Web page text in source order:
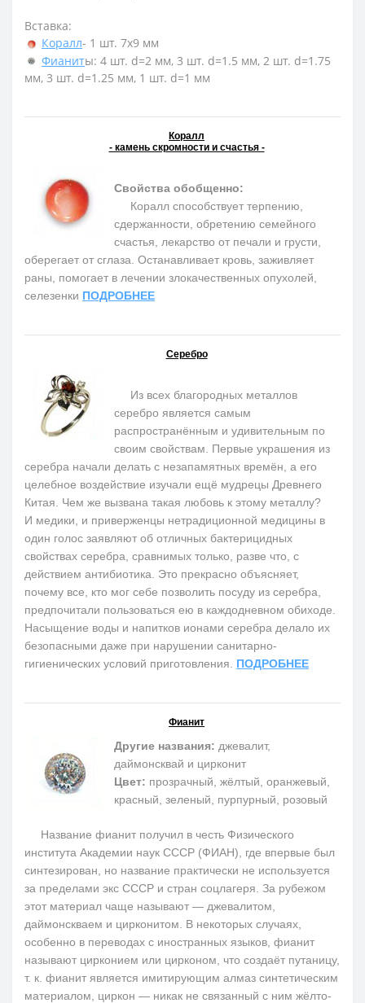
Вставка:
Коралл- 1 шт. 7х9 мм
Фианиты: 4 шт. d=2 мм, 3 шт. d=1.5 мм, 2 шт. d=1.75
мм, 3 шт. d=1.25 мм, 1 шт. d=1 мм
Коралл
- камень скромности и счастья -
Свойства обобщенно:
Коралл способствует терпению,
сдержанности, обретению семейного
счастья, лекарство от печали и грусти,
оберегает от сглаза. Останавливает кровь, заживляет
раны, помогает в лечении злокачественных опухолей,
селезенки ПОДРОБНЕЕ
Серебро
Из всех благородных металлов
серебро является самым
распространённым и удивительным по
своим свойствам. Первые украшения из
серебра начали делать с незапамятных времён, а его
целебное воздействие изучали ещё мудрецы Древнего
Китая. Чем же вызвана такая любовь к этому металлу?
И медики, и приверженцы нетрадиционной медицины в
один голос заявляют об отличных бактерицидных
свойствах серебра, сравнимых только, разве что, с
действием антибиотика. Это прекрасно объясняет,
почему все, кто мог себе позволить посуду из серебра,
предпочитали пользоваться ею в каждодневном обиходе.
Насыщение воды и напитков ионами серебра делало их
безопасными даже при нарушении санитарно-
гигиенических условий приготовления. ПОДРОБНЕЕ
Фианит
Другие названия: джевалит,
даймонсквай и цирконит
Цвет: прозрачный, жёлтый, оранжевый,
красный, зеленый, пурпурный, розовый
Название фианит получил в честь Физического
института Академии наук СССР (ФИАН), где впервые был
синтезирован, но название практически не используется
за пределами экс СССР и стран соцлагеря. За рубежом
этот материал чаще называют — джевалитом,
даймонскваем и цирконитом. В некоторых случаях,
особенно в переводах с иностранных языков, фианит
называют цирконием или цирконом, что создаёт путаницу,
т. к. фианит является имитирующим алмаз синтетическим
материалом, циркон — никак не связанный с ним жёлто-